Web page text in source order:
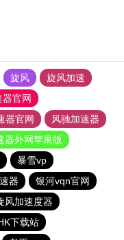
旋风
旋风加速
官网
器官网
风驰加速器
器外网苹果版
暴雪vp
器
银河vqn官网
风加速度器
下载站